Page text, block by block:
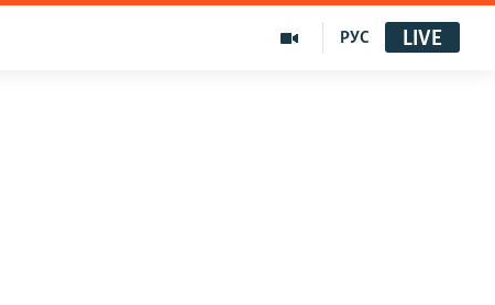
РУС LIVE